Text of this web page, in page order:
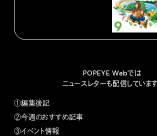
POPEYE Webでは
ニュースレターも配信しています
①編集後記
②今週のおすすめ記事
③イベント情報